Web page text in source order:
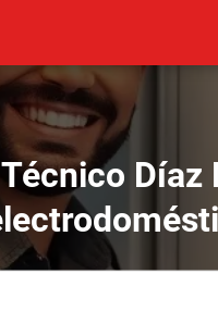
Díaz